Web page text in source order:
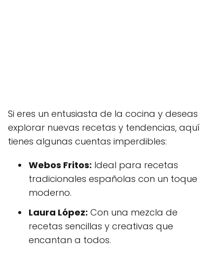
Si eres un entusiasta de la cocina y deseas
explorar nuevas recetas y tendencias, aquí
tienes algunas cuentas imperdibles:
Webos Fritos: Ideal para recetas
tradicionales españolas con un toque
moderno.
Laura López: Con una mezcla de
recetas sencillas y creativas que
encantan a todos.